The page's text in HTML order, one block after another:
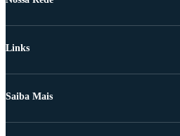
Links
Saiba Mais